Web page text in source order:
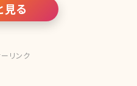
見る
リンク